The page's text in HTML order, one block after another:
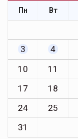
Пн Вт
3
4
10
11
17
18
24
25
31